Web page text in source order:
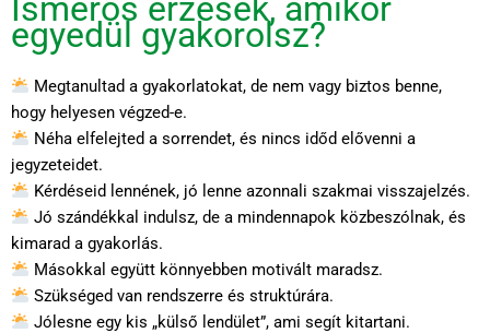
Ismerős érzések, amikor
egyedül gyakorolsz?
Megtanultad a gyakorlatokat, de nem vagy biztos benne,
hogy helyesen végzed-e.
Néha elfelejted a sorrendet, és nincs időd elővenni a
jegyzeteidet.
Kérdéseid lennének, jó lenne azonnali szakmai visszajelzés.
Jó szándékkal indulsz, de a mindennapok közbeszólnak, és
kimarad a gyakorlás.
Másokkal együtt könnyebben motivált maradsz.
Szükséged van rendszerre és struktúrára.
Jólesne egy kis „külső lendület”, ami segít kitartani.